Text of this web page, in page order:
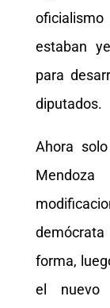
estaban
para
diputados.
Ahora
forma,
el nuevo